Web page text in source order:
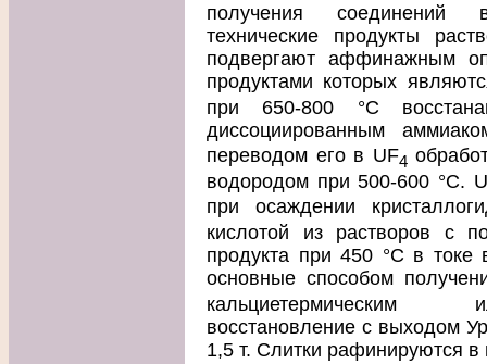
получения соединений
технические продукты
подвергают аффинажным
продуктами которых
при 650-800 °С
диссоциированным
переводом его в UF4
водородом при 500-600 °С.
при осаждении
кислотой из растворов с
продукта при 450 °С в
основные способом
кальциетермическим
восстановление с выходом
1,5 т. Слитки рафинируются в